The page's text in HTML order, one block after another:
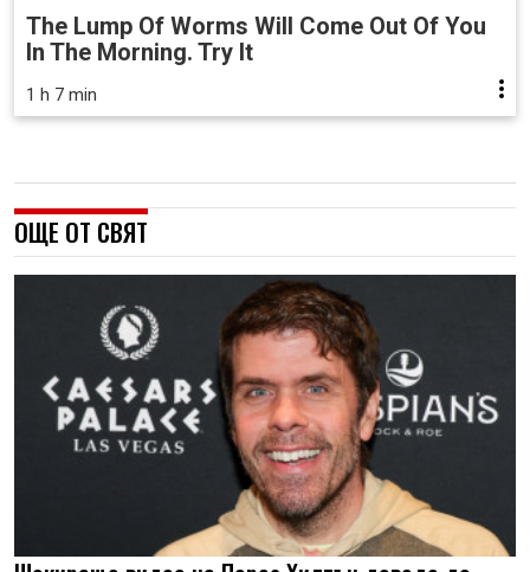
The Lump Of Worms Will Come Out Of You
In The Morning. Try It
1 h 7 min
ОЩЕ ОТ СВЯТ